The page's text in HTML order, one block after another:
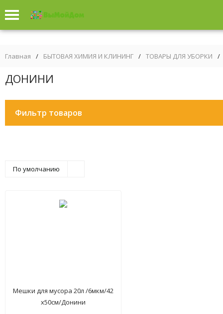
Главная / БЫТОВАЯ ХИМИЯ И КЛИНИНГ / ТОВАРЫ ДЛЯ УБОРКИ /
ДОНИНИ
Фильтр товаров
По умолчанию
Мешки для мусора 20л /6мкм/42
х50см/Донини